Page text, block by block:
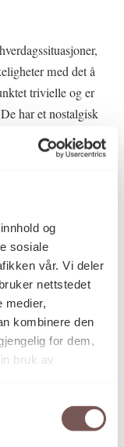
og
sosiale
vår. Vi deler
nettstedet
medier,
kombinere den
for dem,
bruk av
med det å
trivielle og er
har et nostalgisk
skolebøker
i bildene.
som forløser
og katastrofer.
være noe vi alle
selv.